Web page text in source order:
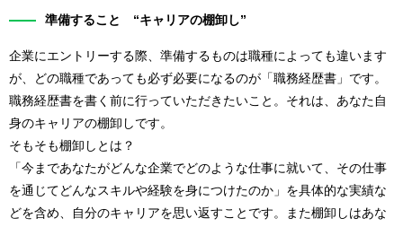
準備すること “キャリアの棚卸し”
企業にエントリーする際、準備するものは職種によっても違います
が、どの職種であっても必ず必要になるのが「職務経歴書」です。
職務経歴書を書く前に行っていただきたいこと。それは、あなた自
身のキャリアの棚卸しです。
そもそも棚卸しとは？
「今まであなたがどんな企業でどのような仕事に就いて、その仕事
を通じてどんなスキルや経験を身につけたのか」を具体的な実績な
どを含め、自分のキャリアを思い返すことです。また棚卸しはあな